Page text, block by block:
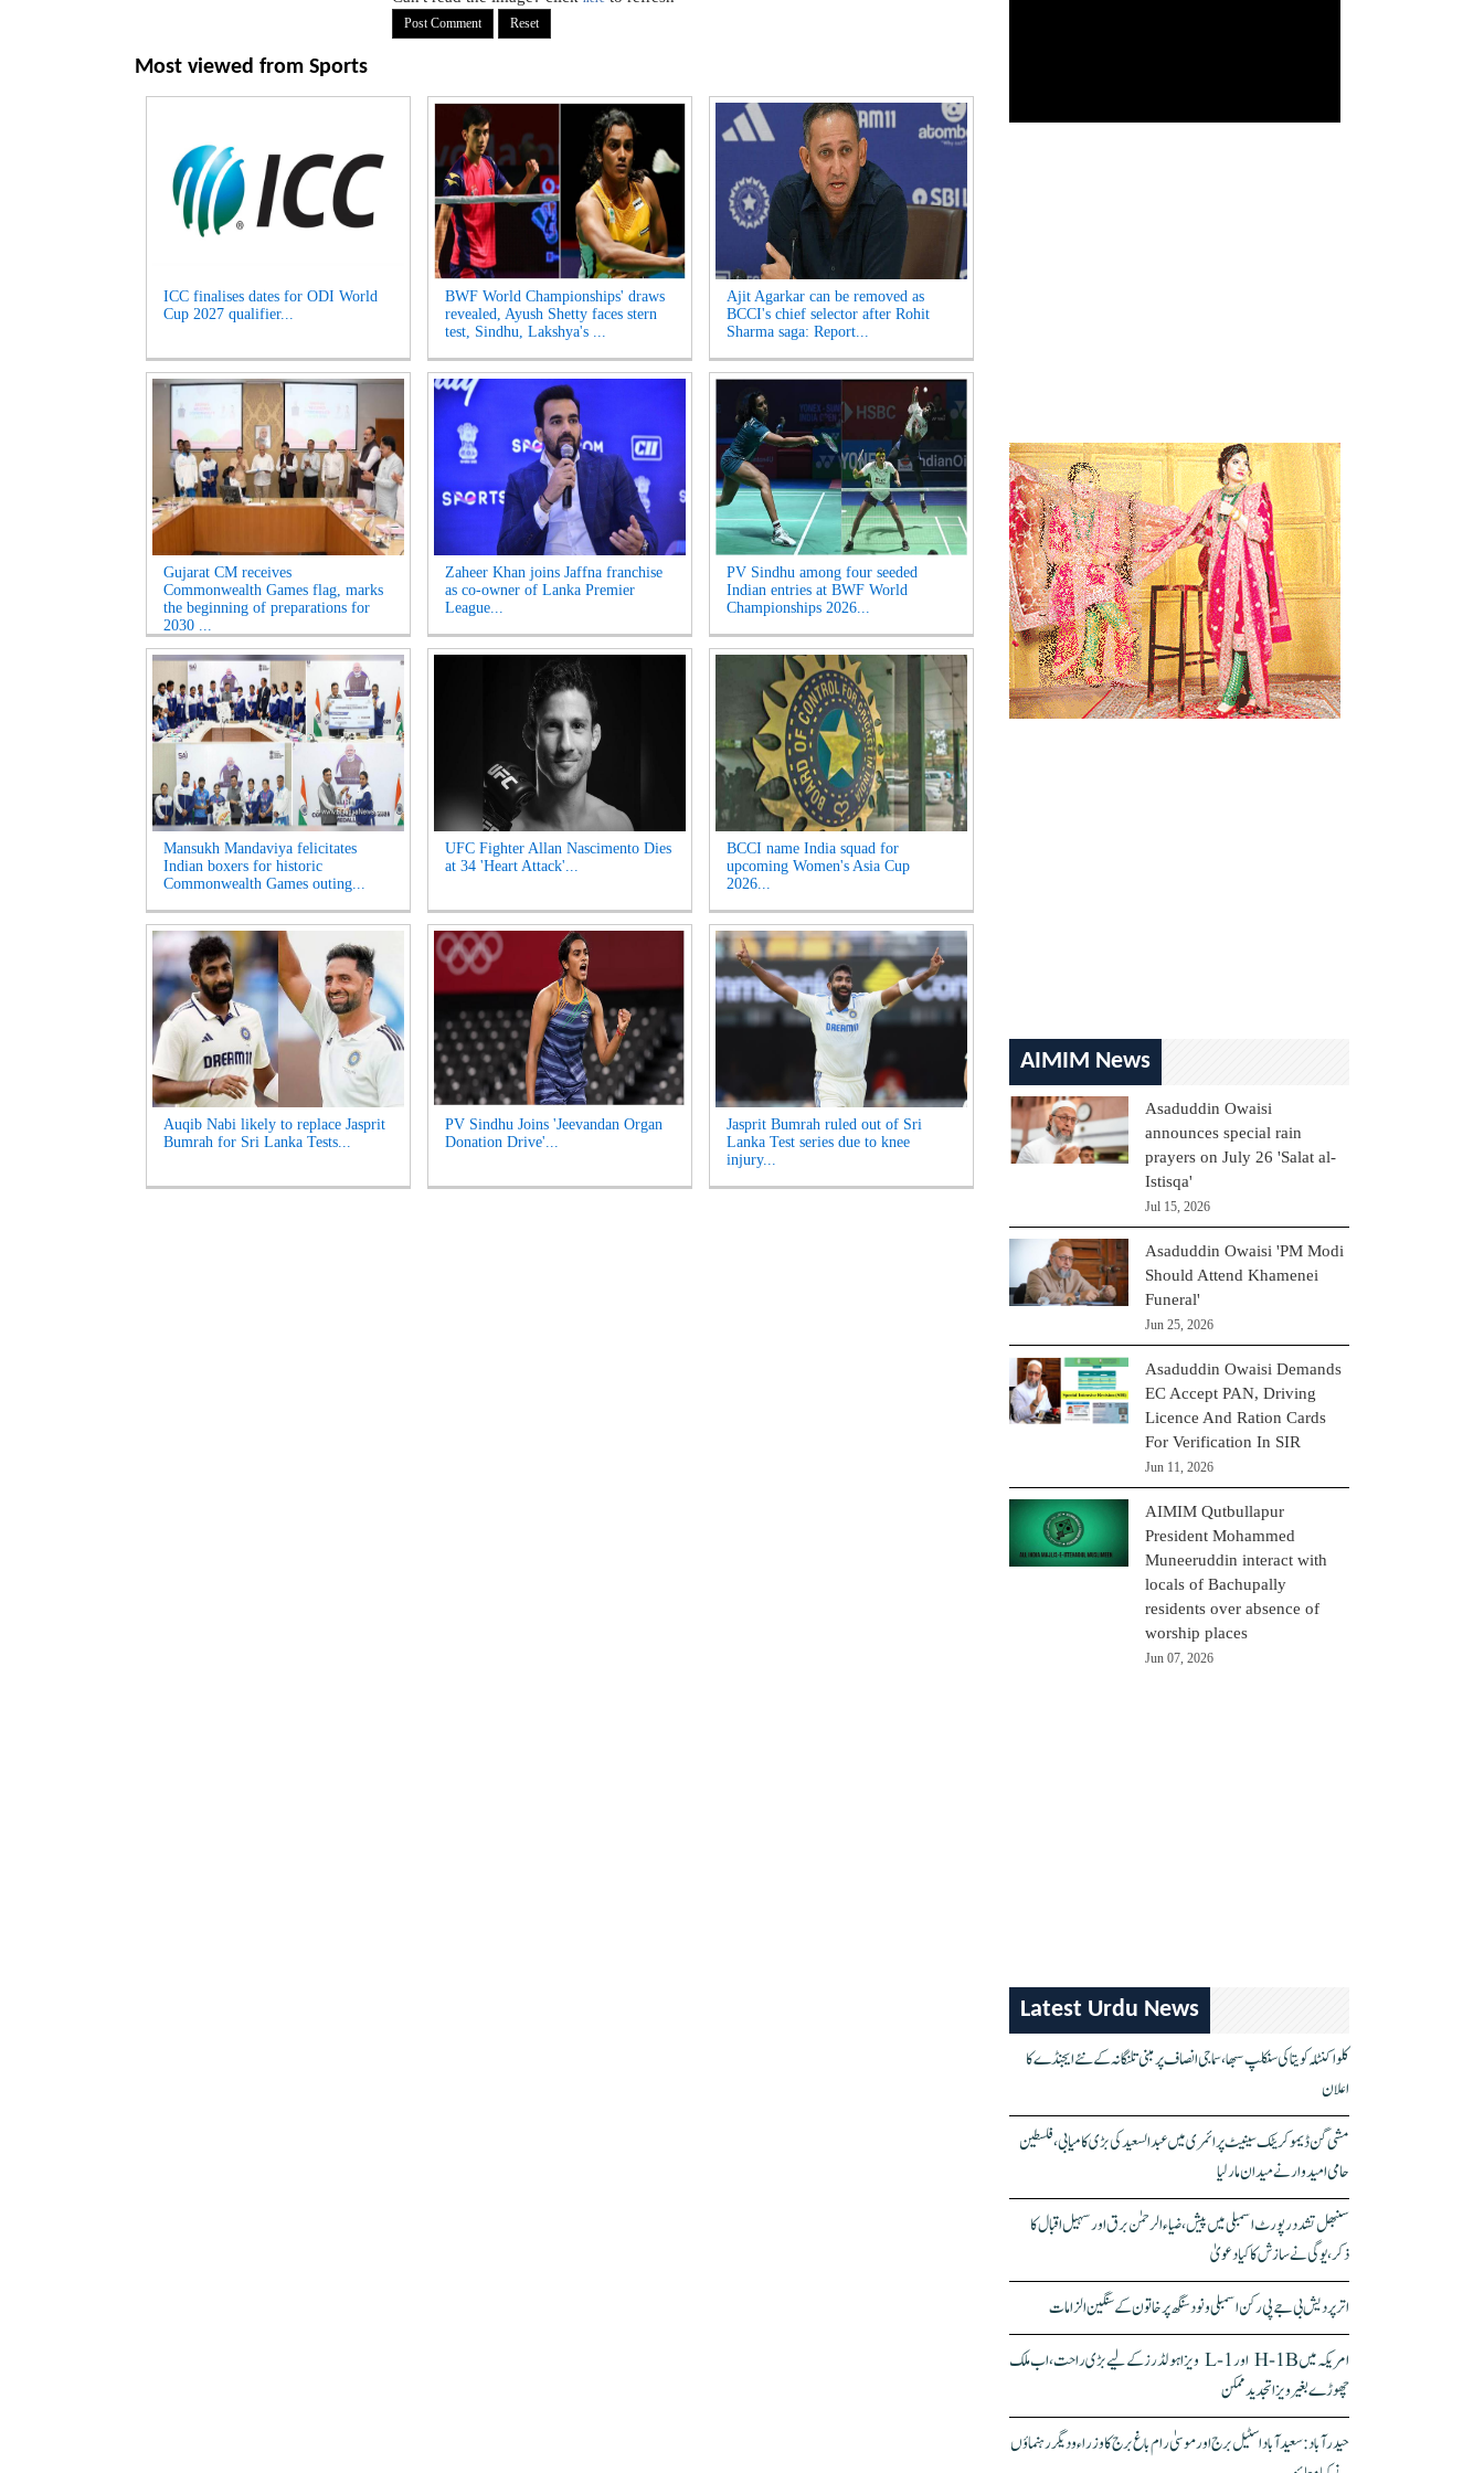
Most viewed from Sports
ICC finalises dates for ODI World
Cup 2027 qualifier...
BWF World Championships' draws
revealed, Ayush Shetty faces stern
test, Sindhu, Lakshya's ...
Ajit Agarkar can be removed as
BCCI's chief selector after Rohit
Sharma saga: Report...
Gujarat CM receives
Commonwealth Games flag, marks
the beginning of preparations for
2030 ...
Zaheer Khan joins Jaffna franchise
as co-owner of Lanka Premier
League...
PV Sindhu among four seeded
Indian entries at BWF World
Championships 2026...
Mansukh Mandaviya felicitates
Indian boxers for historic
Commonwealth Games outing...
UFC Fighter Allan Nascimento Dies
at 34 'Heart Attack'...
BCCI name India squad for
upcoming Women's Asia Cup
2026...
Auqib Nabi likely to replace Jasprit
Bumrah for Sri Lanka Tests...
PV Sindhu Joins 'Jeevandan Organ
Donation Drive'...
Jasprit Bumrah ruled out of Sri
Lanka Test series due to knee
injury...
AIMIM News
Asaduddin Owaisi
announces special rain
prayers on July 26 'Salat al-
Istisqa'
Jul 15, 2026
Asaduddin Owaisi 'PM Modi
Should Attend Khamenei
Funeral'
Jun 25, 2026
Asaduddin Owaisi Demands
EC Accept PAN, Driving
Licence And Ration Cards
For Verification In SIR
Jun 11, 2026
AIMIM Qutbullapur
President Mohammed
Muneeruddin interact with
locals of Bachupally
residents over absence of
worship places
Jun 07, 2026
Latest Urdu News
کلواکنٹلہ کویتا کی سنکلپ سبھا، سماجی انصاف پر مبنی تلنگانہ کے نئے ایجنڈے کا
اعلان
مشی گن ڈیموکریٹک سینیٹ پرائمری میں عبدالسعید کی بڑی کامیابی، فلسطین
حامی امیدوار نے میدان مار لیا
سنبھل تشدد رپورٹ اسمبلی میں پیش، ضیاء الرحمٰن برق اور سہیل اقبال کا
ذکر، یوگی نے سازش کا کیا دعویٰ
اتر پردیش بی جے پی رکن اسمبلی ونود سنگھ پر خاتون کے سنگین الزامات
امریکہ میں H-1B اور L-1 ویزا ہولڈرز کے لیے بڑی راحت، اب ملک
چھوڑے بغیر ویزا تجدید ممکن
حیدرآباد: سعیدآباد اسٹیل برج اور موسیٰ رام باغ برج کا وزراء و دیگر رہنماؤں